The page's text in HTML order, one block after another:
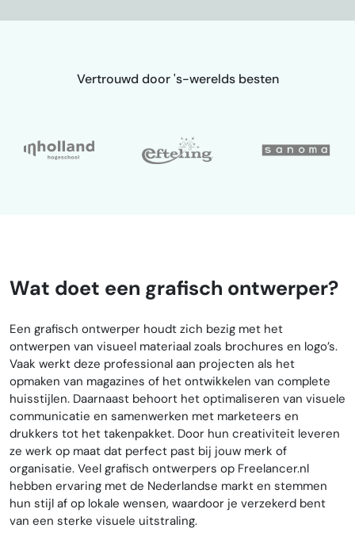
Vertrouwd door 's-werelds besten
Wat doet een grafisch ontwerper?
Een grafisch ontwerper houdt zich bezig met het
ontwerpen van visueel materiaal zoals brochures en logo’s.
Vaak werkt deze professional aan projecten als het
opmaken van magazines of het ontwikkelen van complete
huisstijlen. Daarnaast behoort het optimaliseren van visuele
communicatie en samenwerken met marketeers en
drukkers tot het takenpakket. Door hun creativiteit leveren
ze werk op maat dat perfect past bij jouw merk of
organisatie. Veel grafisch ontwerpers op Freelancer.nl
hebben ervaring met de Nederlandse markt en stemmen
hun stijl af op lokale wensen, waardoor je verzekerd bent
van een sterke visuele uitstraling.